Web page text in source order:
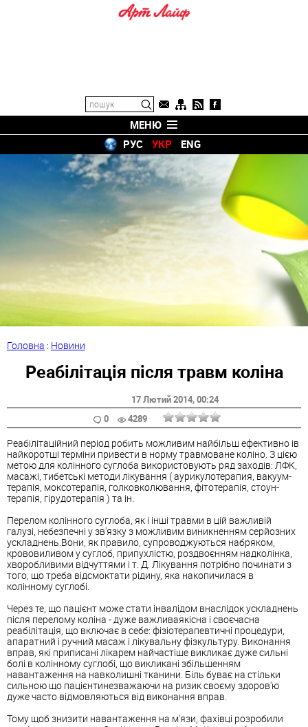
МЕНЮ
РУС
УКР ENG
Головна : Новини
Реабілітація після травм коліна
17 Лютий 2014, 00:24
0
4289
Реабілітаційний період робить можливим найбільш ефективно ів
найкоротші терміни привести в норму травмоване коліно. З цією
метою для колінного суглоба використовують ряд заходів: ЛФК,
масажі, тибетські методи лікування (аурикулотерапия, вакуум-
терапія, моксотерапія, голковколювання, фітотерапія, стоун-
терапія, гірудотерапія ) та ін.
Перелом колінного суглоба, як і інші травми в цій важливій
галузі, небезпечні у зв'язку з можливим виникненням серйозних
ускладнень.Вони, як правило, супроводжуються набряком,
крововиливом у суглоб, припухлістю, роздвоєнням надколінка,
хворобливими відчуттями і т. Д. Лікування потрібно починати з
того, що треба відсмоктати рідину, яка накопичилася в
колінному суглобі.
Через те, що пацієнт може стати інвалідом внаслідок ускладнень
після перелому коліна - дуже важливаякісна і своєчасна
реабілітація, що включає в себе: фізіотерапевтичні процедури,
апаратний і ручний масаж і лікувальну фізкультуру. Виконання
вправ, які приписані лікарем найчастіше викликає дуже сильні
болі в колінному суглобі, що викликані збільшенням
навантаження на навколишні тканини. Біль буває на стільки
сильною що пацієнтинезважаючи на ризик своєму здоров'ю
дуже часто відмовляються від виконання вправ.
Тому щоб знизити навантаження на м'язи, фахівці розробили